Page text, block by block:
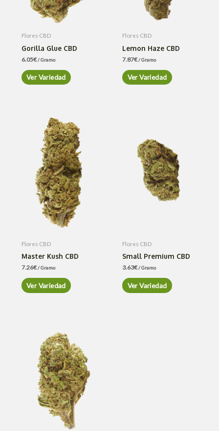
Flores CBD
Gorilla Glue CBD
6.05€/ Gramo
Ver Variedad
Flores CBD
Lemon Haze CBD
7.87€/ Gramo
Ver Variedad
Flores CBD
Master Kush CBD
7.26€/ Gramo
Ver Variedad
Flores CBD
Small Premium CBD
3.63€/ Gramo
Ver Variedad